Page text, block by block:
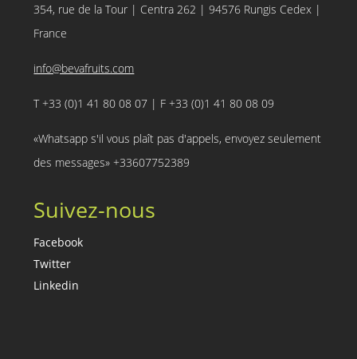
354, rue de la Tour | Centra 262 | 94576 Rungis Cedex |
France
info@bevafruits.com
T +33 (0)1 41 80 08 07 | F +33 (0)1 41 80 08 09
«Whatsapp s'il vous plaît pas d'appels, envoyez seulement
des messages» +33607752389
Suivez-nous
Facebook
Twitter
Linkedin